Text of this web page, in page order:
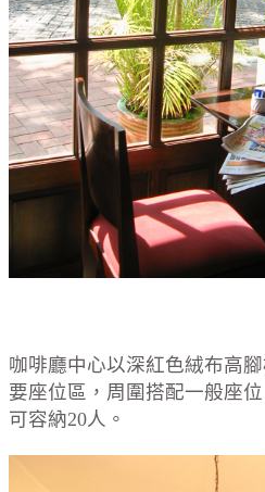
咖啡廳中心以深紅色絨布高
要座位區，周圍搭配一般座
可容納20人。